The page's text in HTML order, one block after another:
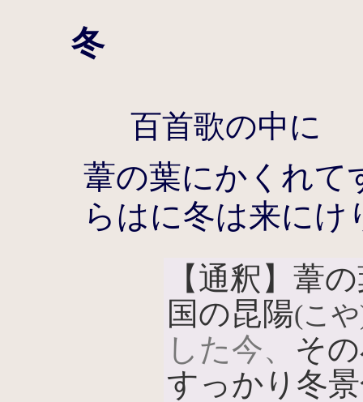
冬
百首歌の中に
葦の葉にかくれて
らはに冬は来にけ
【通釈】葦
国の昆陽(こ
した今、 そ
すっかり冬